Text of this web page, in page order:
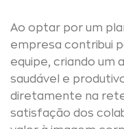
Ao optar por um
empresa contribui
equipe, criando um
saudável e
diretamente na
satisfação dos